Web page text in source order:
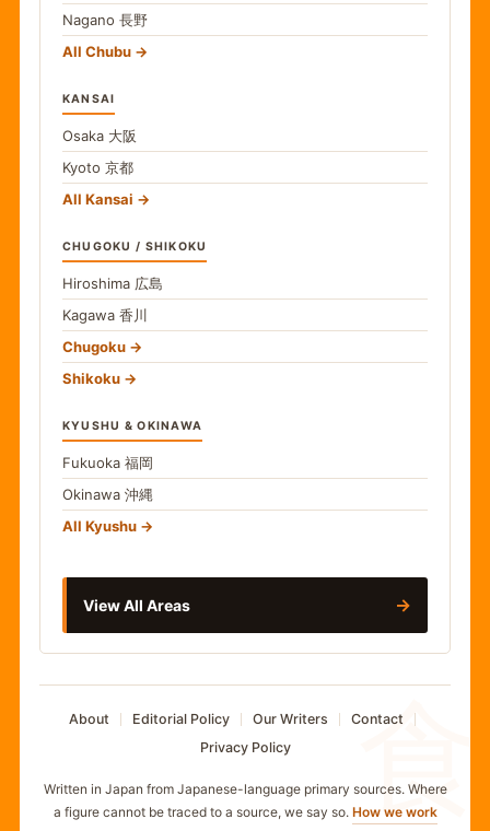
食
Nagano 長野
All Chubu
KANSAI
Osaka 大阪
Kyoto 京都
All Kansai
CHUGOKU / SHIKOKU
Hiroshima 広島
Kagawa 香川
Chugoku
Shikoku
KYUSHU & OKINAWA
Fukuoka 福岡
Okinawa 沖縄
All Kyushu
View All Areas →
About Editorial Policy Our Writers
Contact
Privacy Policy
Written in Japan from Japanese-language primary sources. Where
a figure cannot be traced to a source, we say so. How we work